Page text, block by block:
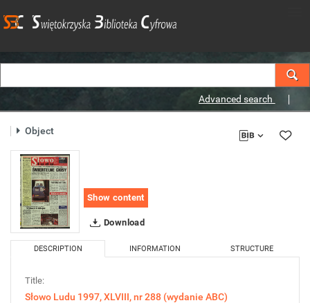
Advanced search
Object
Show content
Download
DESCRIPTION INFORMATION STRUCTURE
Title:
Słowo Ludu 1997, XLVIII, nr 288 (wydanie ABC)